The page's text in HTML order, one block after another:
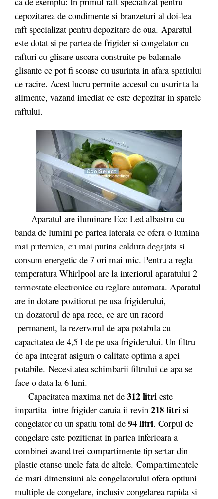
depozitarea de condimente si branzeturi al doi-lea
raft specializat pentru depozitare de oua. Aparatul
este dotat si pe partea de frigider si congelator cu
rafturi cu glisare usoara construite pe balamale
glisante ce pot fi scoase cu usurinta in afara spatiului
de racire. Acest lucru permite accesul cu usurinta la
alimente, vazand imediat ce este depozitat in spatele
raftului.
Aparatul are iluminare Eco Led albastru cu
banda de lumini pe partea laterala ce ofera o lumina
mai puternica, cu mai putina caldura degajata si
consum energetic de 7 ori mai mic. Pentru a regla
temperatura Whirlpool are la interiorul aparatului 2
termostate electronice cu reglare automata. Aparatul
are in dotare pozitionat pe usa frigiderului,
un dozatorul de apa rece, ce are un racord
permanent, la rezervorul de apa potabila cu
capacitatea de 4,5 l de pe usa frigiderului. Un filtru
de apa integrat asigura o calitate optima a apei
potabile. Necesitatea schimbarii filtrului de apa se
face o data la 6 luni.
Capacitatea maxima net de 312 litri este
impartita intre frigider caruia ii revin 218 litri si
congelator cu un spatiu total de 94 litri. Corpul de
congelare este pozitionat in partea inferioara a
combinei avand trei compartimente tip sertar din
plastic etanse unele fata de altele. Compartimentele
de mari dimensiuni ale congelatorului ofera optiuni
multiple de congelare, inclusiv congelarea rapida si